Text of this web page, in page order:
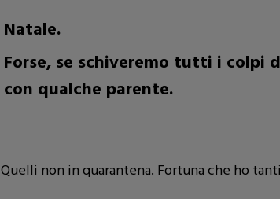
Natale.
Forse, se schiveremo tutti i colpi
con qualche parente.
Quelli non in quarantena. Fortuna che ho